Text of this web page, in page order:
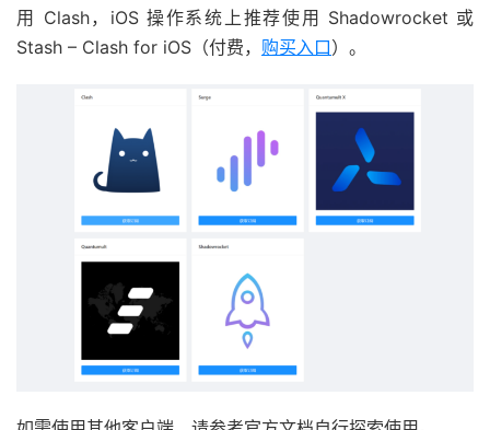
用 Clash，iOS 操作系统上推荐使用 Shadowrocket 或
Stash – Clash for iOS（付费， 购买入口）。